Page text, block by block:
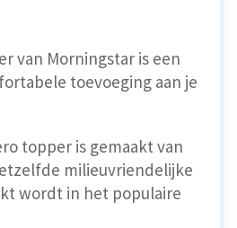
van Morningstar is een
toevoeging aan je
topper is gemaakt van
milieuvriendelijke
wordt in het populaire